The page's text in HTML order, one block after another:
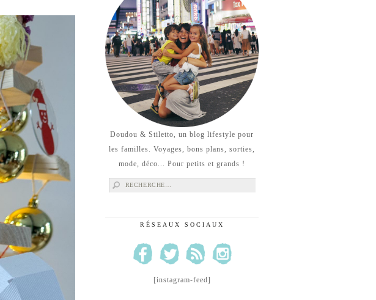
Doudou & Stiletto, un blog lifestyle pour
les familles. Voyages, bons plans, sorties,
mode, déco... Pour petits et grands !
Rechercher :
RÉSEAUX SOCIAUX
[instagram-feed]